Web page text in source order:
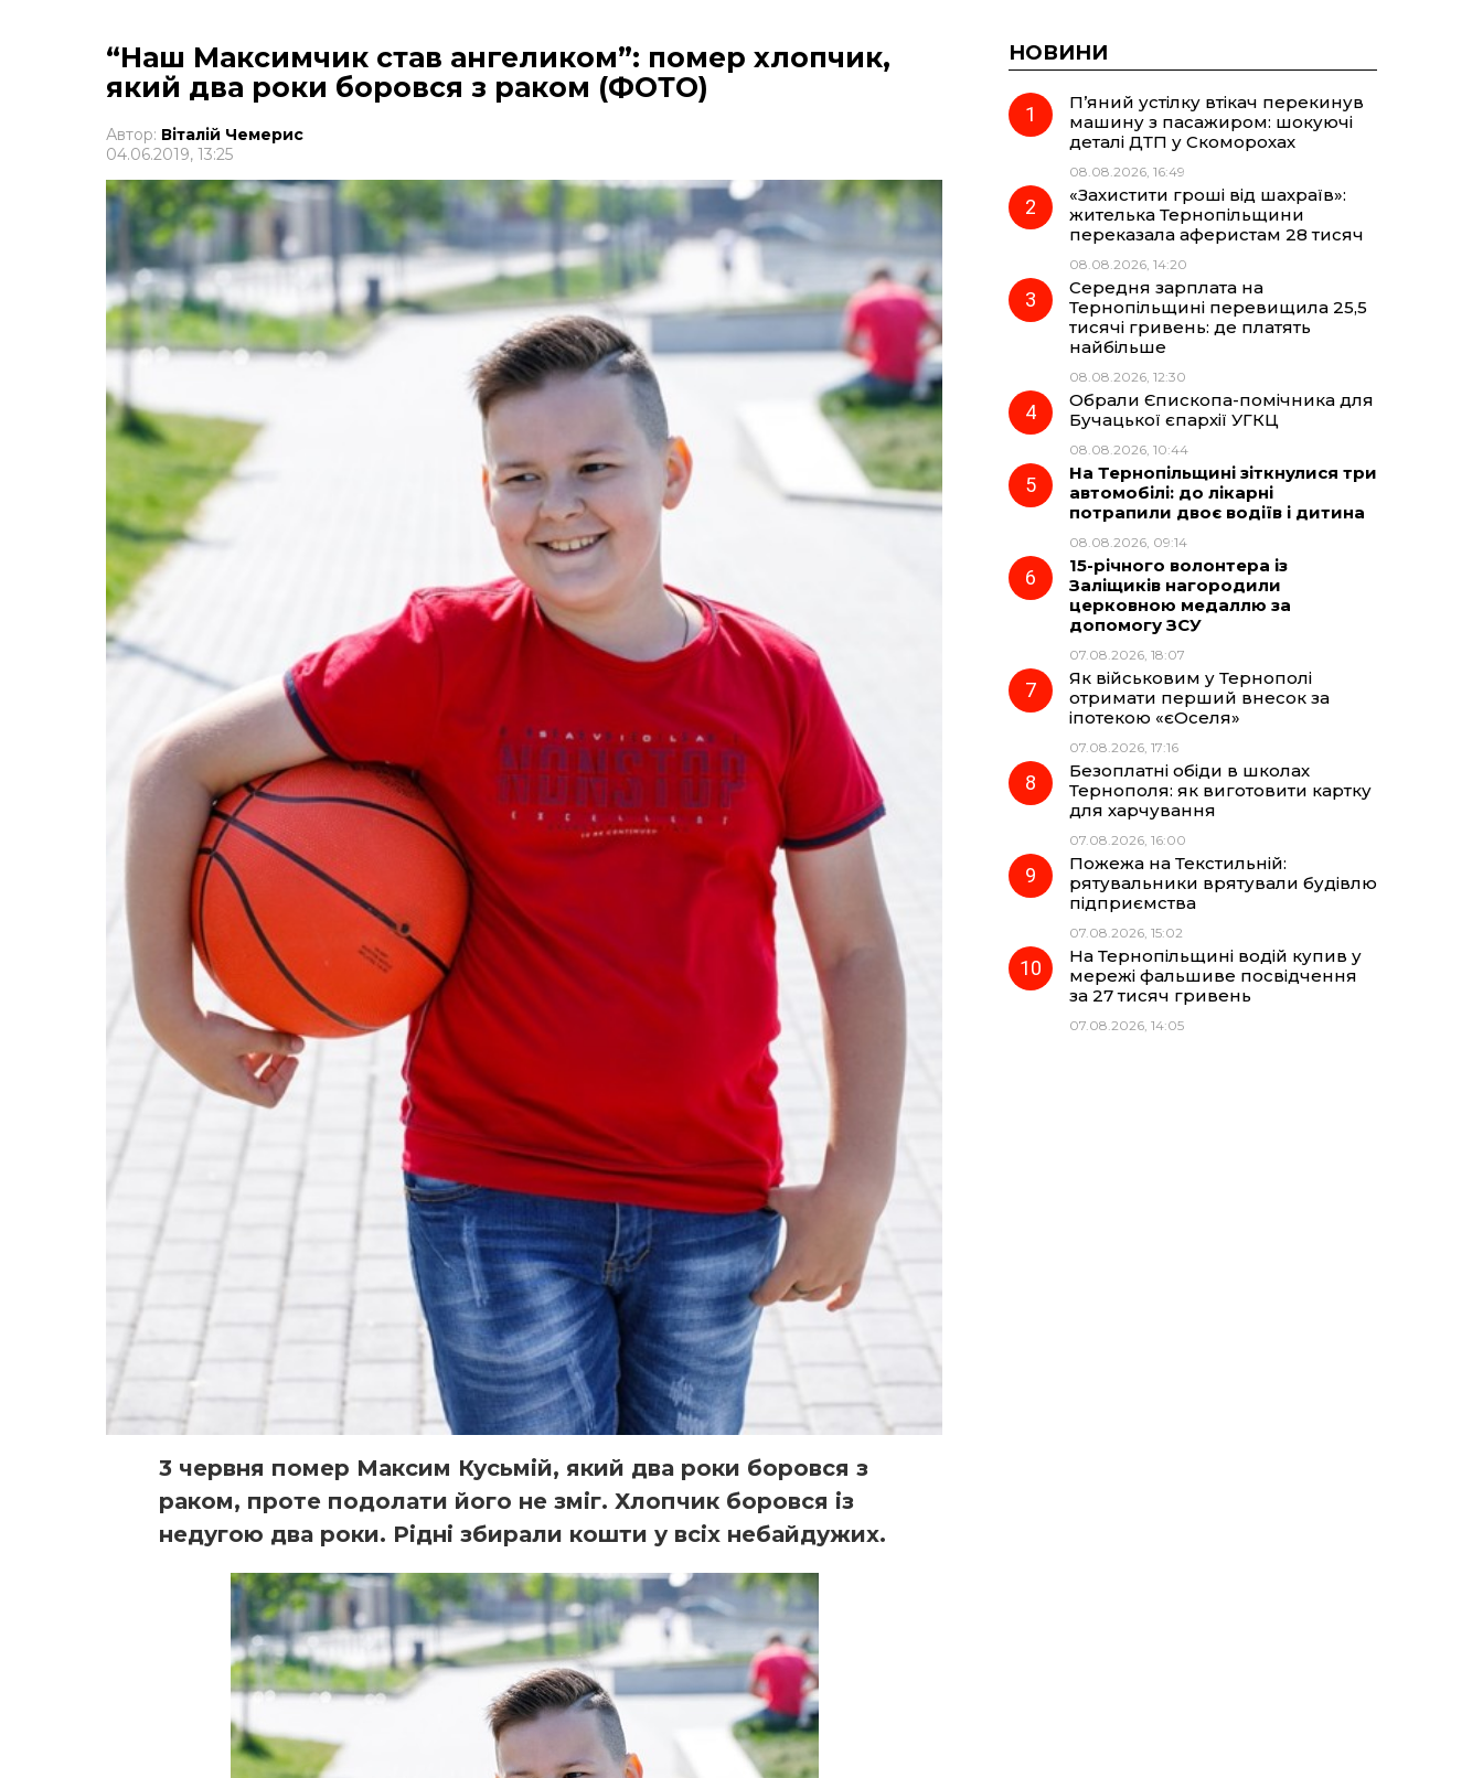
“Наш Максимчик став ангеликом”: помер хлопчик,
який два роки боровся з раком (ФОТО)
Автор: Віталій Чемерис
04.06.2019, 13:25
3 червня помер Максим Кусьмій, який два роки боровся з
раком, проте подолати його не зміг. Хлопчик боровся із
недугою два роки. Рідні збирали кошти у всіх небайдужих.
НОВИНИ
П’яний устілку втікач перекинув
машину з пасажиром: шокуючі
деталі ДТП у Скоморохах
08.08.2026, 16:49
«Захистити гроші від шахраїв»:
жителька Тернопільщини
переказала аферистам 28 тисяч
08.08.2026, 14:20
Середня зарплата на
Тернопільщині перевищила 25,5
тисячі гривень: де платять
найбільше
08.08.2026, 12:30
Обрали Єпископа-помічника для
Бучацької єпархії УГКЦ
08.08.2026, 10:44
На Тернопільщині зіткнулися три
автомобілі: до лікарні
потрапили двоє водіїв і дитина
08.08.2026, 09:14
15-річного волонтера із
Заліщиків нагородили
церковною медаллю за
допомогу ЗСУ
07.08.2026, 18:07
Як військовим у Тернополі
отримати перший внесок за
іпотекою «єОселя»
07.08.2026, 17:16
Безоплатні обіди в школах
Тернополя: як виготовити картку
для харчування
07.08.2026, 16:00
Пожежа на Текстильній:
рятувальники врятували будівлю
підприємства
07.08.2026, 15:02
На Тернопільщині водій купив у
мережі фальшиве посвідчення
за 27 тисяч гривень
07.08.2026, 14:05